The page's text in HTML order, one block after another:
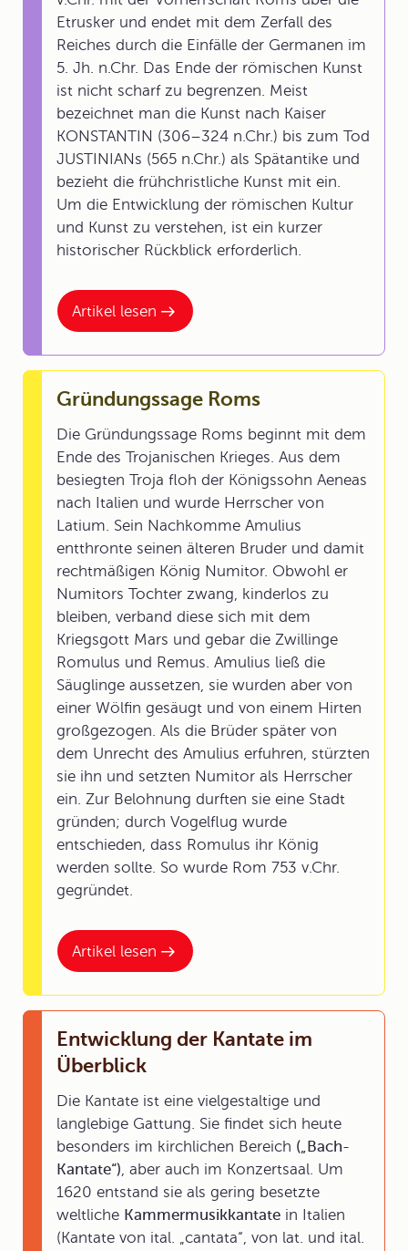
Artikel lesen
Etrusker und endet mit dem Zerfall des
Reiches durch die Einfälle der Germanen im
5. Jh. n.Chr. Das Ende der römischen Kunst
ist nicht scharf zu begrenzen. Meist
bezeichnet man die Kunst nach Kaiser
KONSTANTIN (306–324 n.Chr.) bis zum Tod
JUSTINIANs (565 n.Chr.) als Spätantike und
bezieht die frühchristliche Kunst mit ein.
Um die Entwicklung der römischen Kultur
und Kunst zu verstehen, ist ein kurzer
historischer Rückblick erforderlich.
Artikel lesen
Gründungssage Roms
Die Gründungssage Roms beginnt mit dem
Ende des Trojanischen Krieges. Aus dem
besiegten Troja floh der Königssohn Aeneas
nach Italien und wurde Herrscher von
Latium. Sein Nachkomme Amulius
entthronte seinen älteren Bruder und damit
rechtmäßigen König Numitor. Obwohl er
Numitors Tochter zwang, kinderlos zu
bleiben, verband diese sich mit dem
Kriegsgott Mars und gebar die Zwillinge
Romulus und Remus. Amulius ließ die
Säuglinge aussetzen, sie wurden aber von
einer Wölfin gesäugt und von einem Hirten
großgezogen. Als die Brüder später von
dem Unrecht des Amulius erfuhren, stürzten
sie ihn und setzten Numitor als Herrscher
ein. Zur Belohnung durften sie eine Stadt
gründen; durch Vogelflug wurde
entschieden, dass Romulus ihr König
werden sollte. So wurde Rom 753 v.Chr.
gegründet.
Entwicklung der Kantate im
Überblick
Die Kantate ist eine vielgestaltige und
langlebige Gattung. Sie findet sich heute
besonders im kirchlichen Bereich („Bach-
Kantate“), aber auch im Konzertsaal. Um
1620 entstand sie als gering besetzte
weltliche Kammermusikkantate in Italien
(Kantate von ital. „cantata“, von lat. und ital.